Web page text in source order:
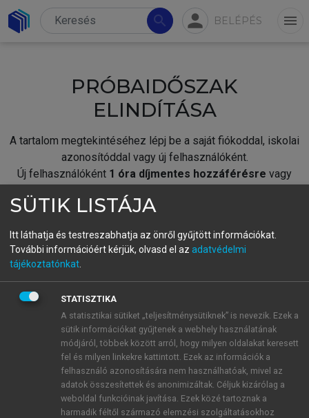
search person BELÉPÉS menu
PRÓBAIDŐSZAK
ELINDÍTÁSA
A tartalom megtekintéséhez lépj be a saját fiókoddal, iskolai
azonosítóddal vagy új felhasználóként.
Új felhasználóként 1 óra díjmentes hozzáférésre vagy
fiókoddal,vagy hozz létre új fiókot.
A regisztráció után apróbaidőszakautomatikusan
BELÉPÉS SAJÁT FIÓKKAL
ÚJ FIÓK LÉTREHOZÁSA
1 óra díjmentes hozzáférés
E-MAIL-CÍM
SÜTIK LISTÁJA
Itt láthatja és testreszabhatja az önről gyűjtött információkat.
További információért kérjük, olvasd el az adatvédelmi
tájékoztatónkat
STATISZTIKA
A statisztikai sütiket „teljesítménysütiknek” is nevezik. Ezek a
sütik információkat gyűjtenek a webhely használatának
módjáról, többek között arról, hogy milyen oldalakat keresett
fel és milyen linkekre kattintott. Ezek az információk a
felhasználó azonosítására nem használhatóak, mivel az
adatok összesítettek és anonimizáltak. Céljuk kizárólag a
weboldal funkcióinak javítása. Ezek közé tartoznak a
harmadik féltől származó elemzési szolgáltatásokhoz